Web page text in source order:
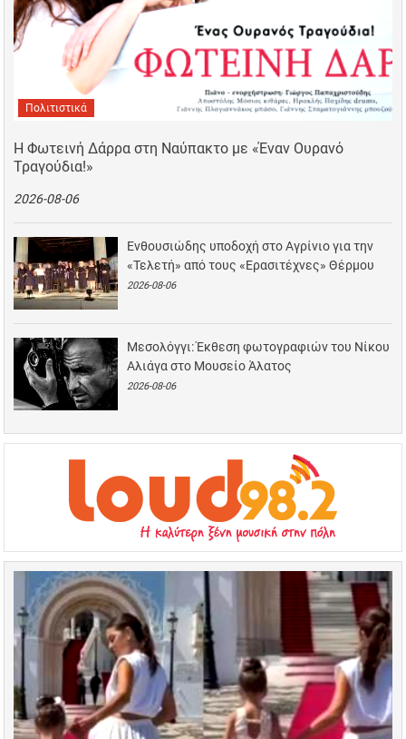
Πολιτιστικά
Η Φωτεινή Δάρρα στη Ναύπακτο με «Έναν Ουρανό
Τραγούδια!»
2026-08-06
Ενθουσιώδης υποδοχή στο Αγρίνιο για την
«Τελετή» από τους «Ερασιτέχνες» Θέρμου
2026-08-06
Μεσολόγγι: Έκθεση φωτογραφιών του Νίκου
Αλιάγα στο Μουσείο Άλατος
2026-08-06